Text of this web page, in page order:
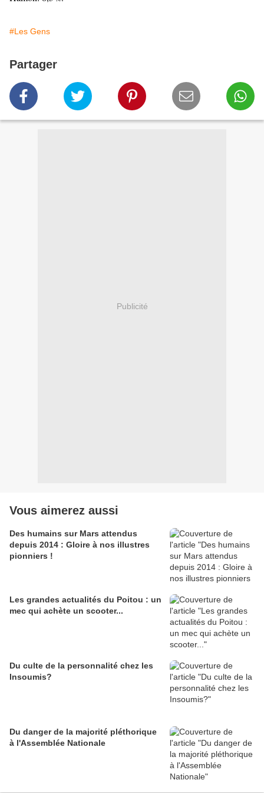
#Les Gens
Partager
Publicité
Vous aimerez aussi
Des humains sur Mars attendus
depuis 2014 : Gloire à nos illustres
pionniers !
Les grandes actualités du Poitou : un
mec qui achète un scooter...
Du culte de la personnalité chez les
Insoumis?
Du danger de la majorité pléthorique
à l'Assemblée Nationale